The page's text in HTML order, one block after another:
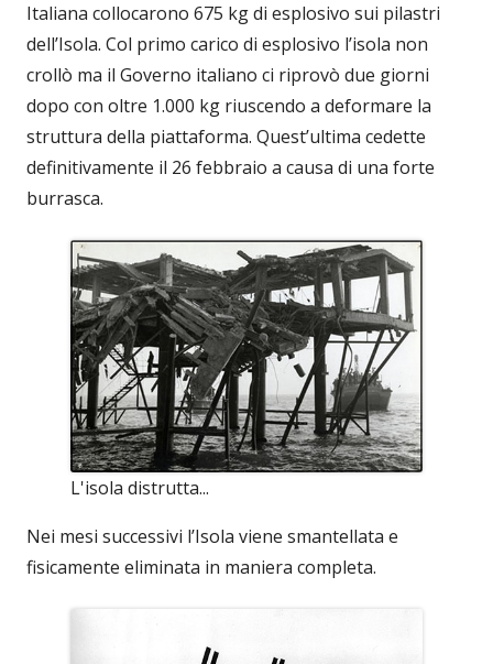
Italiana collocarono 675 kg di esplosivo sui pilastri
dell’Isola. Col primo carico di esplosivo l’isola non
crollò ma il Governo italiano ci riprovò due giorni
dopo con oltre 1.000 kg riuscendo a deformare la
struttura della piattaforma. Quest’ultima cedette
definitivamente il 26 febbraio a causa di una forte
burrasca.
L'isola distrutta...
Nei mesi successivi l’Isola viene smantellata e
fisicamente eliminata in maniera completa.